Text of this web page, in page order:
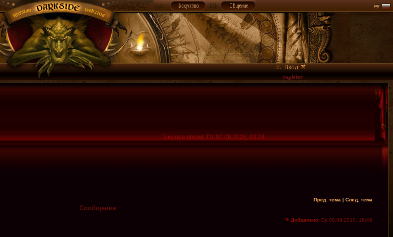
Вход
Текущее время: Пт 07.08.2026, 03:24
Пред. тема | След. тема
Сообщение
Добавлено: Ср 08.09.2010, 19:46